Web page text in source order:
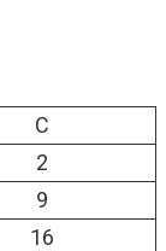
C
2
9
16